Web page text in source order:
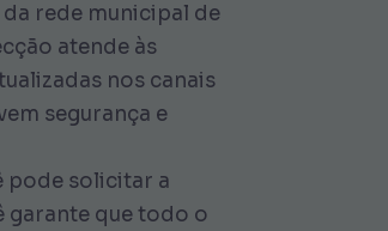
rede municipal de
atende às
nos canais
segurança e
pode solicitar a
garante que todo o